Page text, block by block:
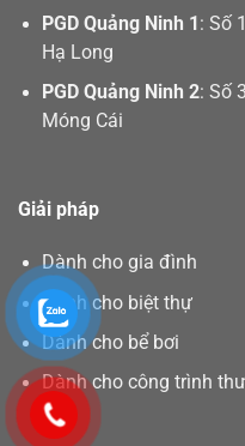
PGD Quảng Ninh 1 : Số
Hạ Long
PGD Quảng Ninh 2: Số
Móng Cái
Giải pháp
Dành cho gia đình
Dành cho biệt thự
Dành cho bể bơi
Dành cho công trình